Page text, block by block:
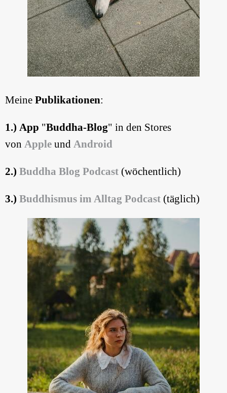
Meine Publikationen:
1.) App "Buddha-Blog" in den Stores
von Apple und Android
2.) Buddha Blog Podcast (wöchentlich)
3.) Buddhismus im Alltag Podcast (täglich)